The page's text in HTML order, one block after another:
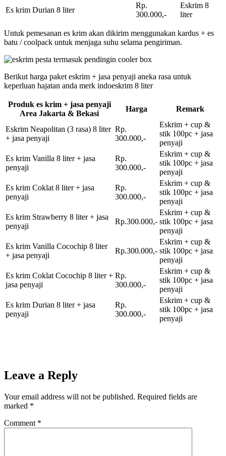
Es krim Durian 8 liter
Rp.
300.000,-
Eskrim 8
liter
Untuk pemesanan es krim akan dikirim menggunakan kardus + es
batu / coolpack untuk menjaga suhu selama pengiriman.
Berikut harga paket eskrim + jasa penyaji aneka rasa untuk
keperluan hajatan anda merk indoeskrim 8 liter
Produk es krim + jasa penyaji
Area Jakarta & Bekasi
Harga Remark
Eskrim Neapolitan (3 rasa) 8 liter
+ jasa penyaji
Rp.
300.000,-
Eskrim + cup &
stik 100pc + jasa
penyaji
Es krim Vanilla 8 liter + jasa
penyaji
Rp.
300.000,-
Eskrim + cup &
stik 100pc + jasa
penyaji
Es krim Coklat 8 liter + jasa
penyaji
Rp.
300.000,-
Eskrim + cup &
stik 100pc + jasa
penyaji
Es krim Strawberry 8 liter + jasa
penyaji
Rp.300.000,-
Eskrim + cup &
stik 100pc + jasa
penyaji
Es krim Vanilla Cocochip 8 liter
+ jasa penyaji
Rp.300.000,-
Eskrim + cup &
stik 100pc + jasa
penyaji
Es krim Coklat Cocochip 8 liter +
jasa penyaji
Rp.
300.000,-
Eskrim + cup &
stik 100pc + jasa
penyaji
Es krim Durian 8 liter + jasa
penyaji
Rp.
300.000,-
Eskrim + cup &
stik 100pc + jasa
penyaji
Leave a Reply
Your email address will not be published. Required fields are
marked *
Comment *